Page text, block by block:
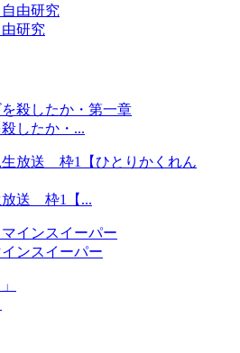
研究
したか・...
放送 枠1【...
ンスイーパー